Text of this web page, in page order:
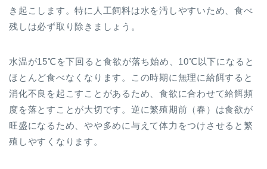
き起こします。特に人工飼料は水を汚しやすいため、食べ
残しは必ず取り除きましょう。
水温が15℃を下回ると食欲が落ち始め、10℃以下になると
ほとんど食べなくなります。この時期に無理に給餌すると
消化不良を起こすことがあるため、食欲に合わせて給餌頻
度を落とすことが大切です。逆に繁殖期前（春）は食欲が
旺盛になるため、やや多めに与えて体力をつけさせると繁
殖しやすくなります。